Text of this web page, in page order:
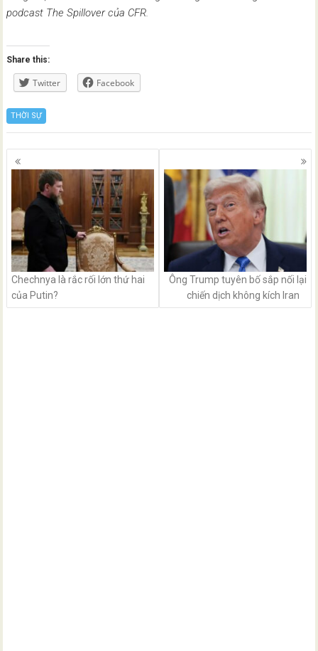
podcast The Spillover của CFR.
Share this:
Twitter Facebook
THỜI SỰ
Posts
navigation
Chechnya là rắc rối lớn thứ hai
của Putin?
Ông Trump tuyên bố sắp nối lại
chiến dịch không kích Iran